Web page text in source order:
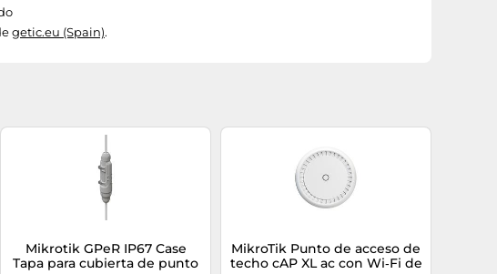
getic.eu (Spain).
Mikrotik GPeR IP67 Case
Tapa para cubierta de punto
MikroTik Punto de acceso de
techo cAP XL ac con Wi‑Fi de